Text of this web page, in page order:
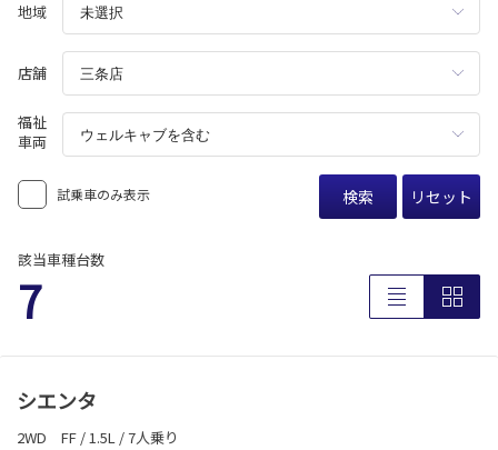
地域
店舗
福祉
車両
試乗車のみ表示 検索 リセット
該当車種台数
7
シエンタ
2WD FF / 1.5L / 7人乗り